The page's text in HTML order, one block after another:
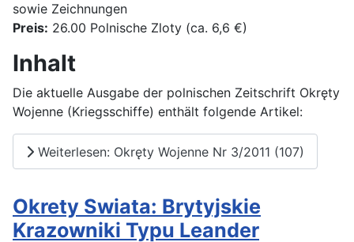
sowie Zeichnungen
Preis: 26.00 Polnische Zloty (ca. 6,6 €)
Inhalt
Die aktuelle Ausgabe der polnischen Zeitschrift Okręty
Wojenne (Kriegsschiffe) enthält folgende Artikel:
Weiterlesen: Okręty Wojenne Nr 3/2011 (107)
Okrety Swiata: Brytyjskie
Krazowniki Typu Leander